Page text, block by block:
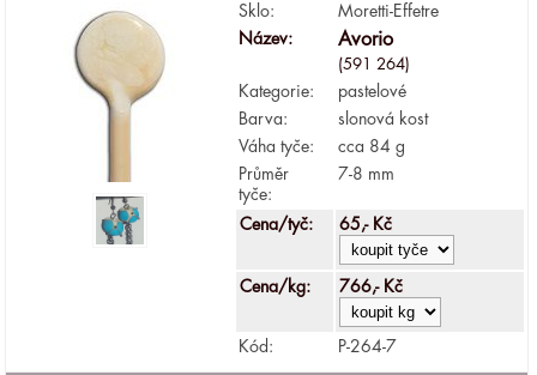
Sklo:
Moretti-Effetre
Název:
Avorio
(591 264)
Kategorie:
pastelové
Barva:
slonová kost
Váha tyče:
cca 84 g
Průměr
tyče:
7-8 mm
Cena/tyč: 65,- Kč
Cena/kg: 766,- Kč
Kód: P-264-7